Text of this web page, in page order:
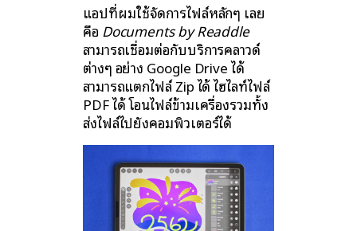
แอปที่ผมใช้จัดการไฟล์หลักๆ เลย
คือ Documents by Readdle
สามารถเชื่อมต่อกับบริการคลาวด์
ต่างๆ อย่าง Google Drive ได้
สามารถแตกไฟล์ Zip ได้ ไฮไลท์ไฟล์
PDF ได้ โอนไฟล์ข้ามเครื่องรวมทั้ง
ส่งไฟล์ไปยังคอมพิวเตอร์ได้